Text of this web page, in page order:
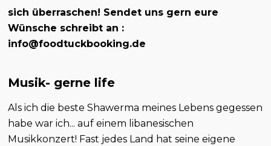
sich überraschen! Sendet uns gern eure
Wünsche schreibt an :
info@foodtuckbooking.de
Musik- gerne life
Als ich die beste Shawerma meines Lebens gegessen
habe war ich... auf einem libanesischen
Musikkonzert! Fast jedes Land hat seine eigene